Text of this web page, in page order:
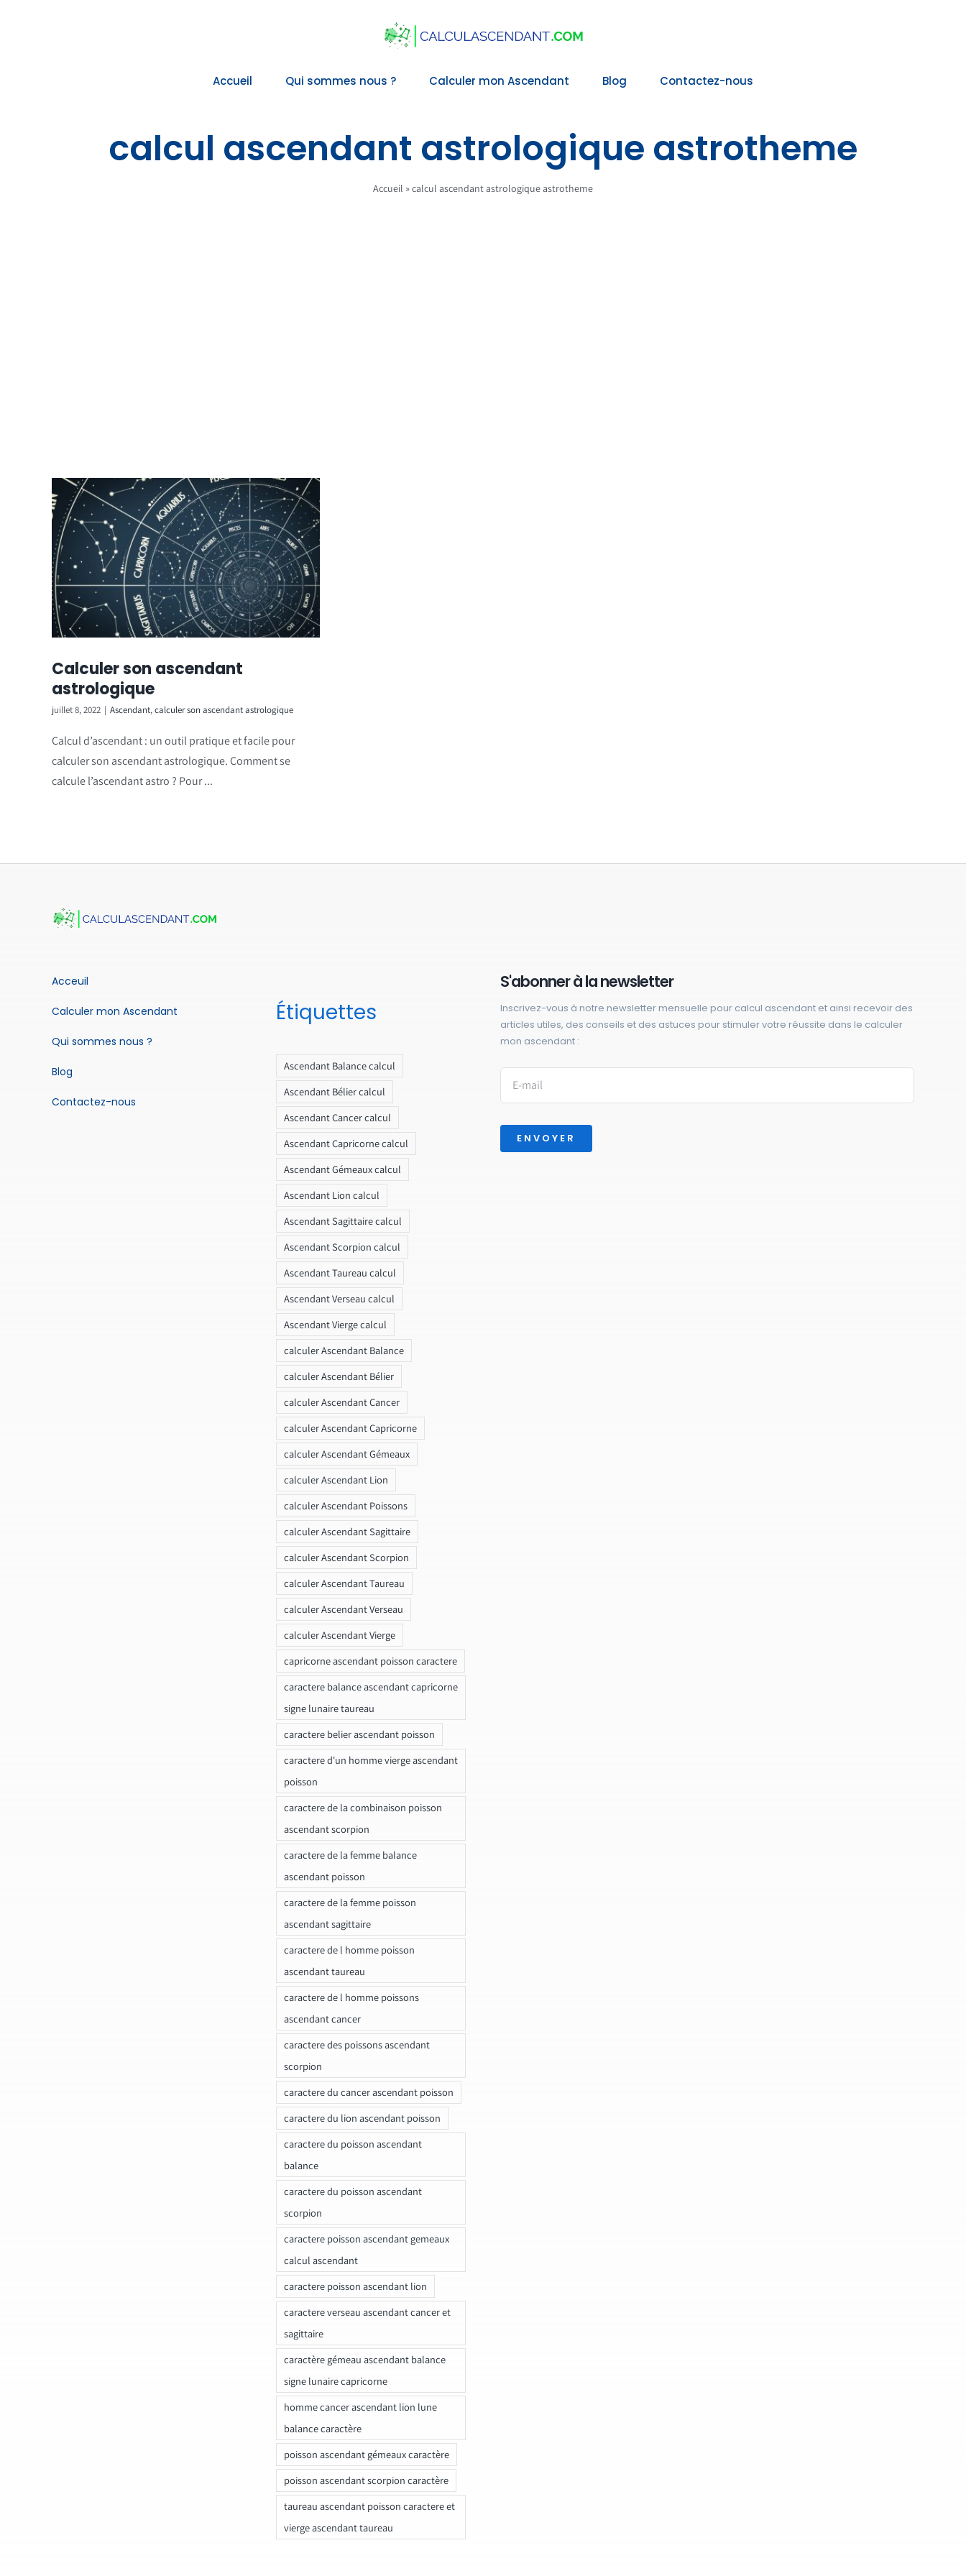
Accueil Qui sommes nous ? Calculer mon Ascendant Blog Contactez-nous
calcul ascendant astrologique astrotheme
Accueil »calcul ascendant astrologique astrotheme
Calculer son ascendant
astrologique
juillet 8, 2022 | Ascendant,calculer son ascendant astrologique
Calcul d’ascendant : un outil pratique et facile pour
calculer son ascendant astrologique. Comment se
calcule l’ascendant astro ? Pour ...
Acceuil
Calculer mon Ascendant
Qui sommes nous ?
Blog
Contactez-nous
Étiquettes
Ascendant Balance calcul
Ascendant Bélier calcul
Ascendant Cancer calcul
Ascendant Capricorne calcul
Ascendant Gémeaux calcul
Ascendant Lion calcul
Ascendant Sagittaire calcul
Ascendant Scorpion calcul
Ascendant Taureau calcul
Ascendant Verseau calcul
Ascendant Vierge calcul
calculer Ascendant Balance
calculer Ascendant Bélier
calculer Ascendant Cancer
calculer Ascendant Capricorne
calculer Ascendant Gémeaux
calculer Ascendant Lion
calculer Ascendant Poissons
calculer Ascendant Sagittaire
calculer Ascendant Scorpion
calculer Ascendant Taureau
calculer Ascendant Verseau
calculer Ascendant Vierge
capricorne ascendant poisson caractere
caractere balance ascendant capricorne
signe lunaire taureau
caractere belier ascendant poisson
caractere d'un homme vierge ascendant
poisson
caractere de la combinaison poisson
ascendant scorpion
caractere de la femme balance
ascendant poisson
caractere de la femme poisson
ascendant sagittaire
caractere de l homme poisson
ascendant taureau
caractere de l homme poissons
ascendant cancer
caractere des poissons ascendant
scorpion
caractere du cancer ascendant poisson
caractere du lion ascendant poisson
caractere du poisson ascendant
balance
caractere du poisson ascendant
scorpion
caractere poisson ascendant gemeaux
calcul ascendant
caractere poisson ascendant lion
caractere verseau ascendant cancer et
sagittaire
caractère gémeau ascendant balance
signe lunaire capricorne
homme cancer ascendant lion lune
balance caractère
poisson ascendant gémeaux caractère
poisson ascendant scorpion caractère
taureau ascendant poisson caractere et
vierge ascendant taureau
S'abonner à la newsletter
Inscrivez-vous à notre newsletter mensuelle pour calcul ascendant et ainsi recevoir des
articles utiles, des conseils et des astuces pour stimuler votre réussite dans le calculer
mon ascendant :
ENVOYER